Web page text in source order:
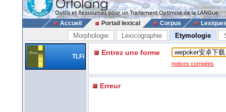
Accueil Portail lexical Corpus
Morphologie Lexicographie Etymologie
TLFi Entrez une forme
notices corrigées
Erreur